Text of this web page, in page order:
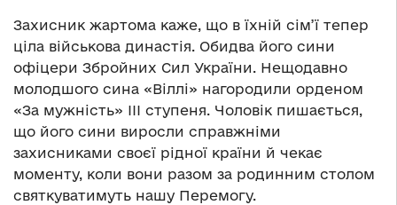
Захисник жартома каже, що в їхній сім’ї тепер
ціла військова династія. Обидва його сини
офіцери Збройних Сил України. Нещодавно
молодшого сина «Віллі» нагородили орденом
«За мужність» ІІІ ступеня. Чоловік пишається,
що його сини виросли справжніми
захисниками своєї рідної країни й чекає
моменту, коли вони разом за родинним столом
святкуватимуть нашу Перемогу.